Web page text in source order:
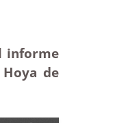
informe
de